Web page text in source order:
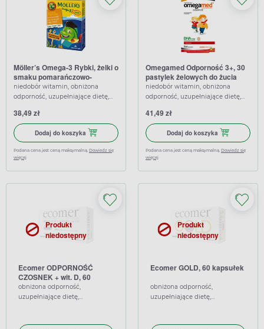
Möller’s Omega-3 Rybki, żelki o
smaku pomarańczowo-
cytrynowym, 36 sztuk
niedobór witamin, obniżona
odporność, uzupełniające dietę,
38,49 zł
Dodaj do koszyka Dodaj do koszyka Möller’s Omega-3 Rybki, żelki o smaku
Podana cena jest ceną maksymalną. Dowiedz się
więcej
Omegamed Odporność 3+, 30
pastylek żelowych do żucia
niedobór witamin, obniżona
odporność, uzupełniające dietę,
41,49 zł
Dodaj do koszyka Dodaj do
Podana cena jest ceną maksymalną. Dowiedz się
więcej
Produkt
niedostępny
Ecomer ODPORNOŚĆ
CZOSNEK + wit. D, 60
kapsułek
obniżona odporność,
uzupełniające dietę,
Produkt
niedostępny
Ecomer GOLD, 60 kapsułek
obniżona odporność,
uzupełniające dietę,